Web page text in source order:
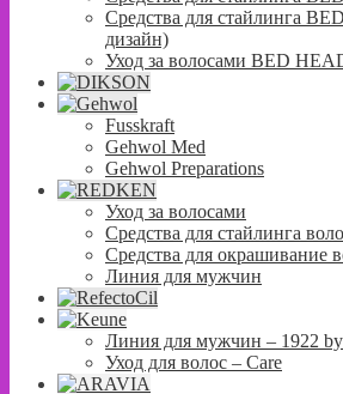
Средства для стайлинга
дизайн)
Уход за волосами BED
Fusskraft
Gehwol Med
Gehwol Preparations
Уход за волосами
Средства для стайлинга
Средства для окрашивание
Линия для мужчин
Линия для мужчин – 1922
Уход для волос – Сare